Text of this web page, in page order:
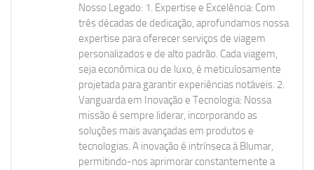
Nosso Legado: 1. Expertise e Excelência: Com
três décadas de dedicação, aprofundamos nossa
expertise para oferecer serviços de viagem
personalizados e de alto padrão. Cada viagem,
seja econômica ou de luxo, é meticulosamente
projetada para garantir experiências notáveis. 2.
Vanguarda em Inovação e Tecnologia: Nossa
missão é sempre liderar, incorporando as
soluções mais avançadas em produtos e
tecnologias. A inovação é intrínseca à Blumar,
permitindo-nos aprimorar constantemente a